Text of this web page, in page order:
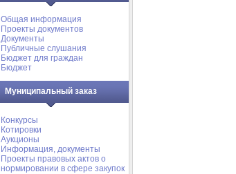
Общая информация
Проекты документов
Документы
Публичные слушания
Бюджет для граждан
Бюджет
Муниципальный заказ
Конкурсы
Котировки
Аукционы
Информация, документы
Проекты правовых актов о
нормировании в сфере закупок